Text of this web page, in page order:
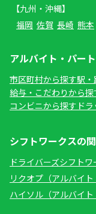
【九州・沖縄】
福岡 佐賀 長崎 熊本
アルバイト・パー
市区町村から探す駅・
給与・こだわりから探
コンビニから探す ド
シフトワークスの
ドライバーズシフトワ
リクオプ（アルバイト
ハイソル（アルバイト